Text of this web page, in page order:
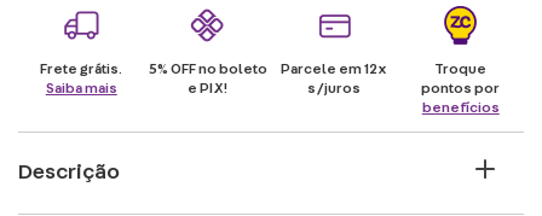
Frete grátis.
Saiba mais
5% OFF no boleto
e PIX!
Parcele em 12x
s/juros
Troque
pontos por
benefícios
Descrição